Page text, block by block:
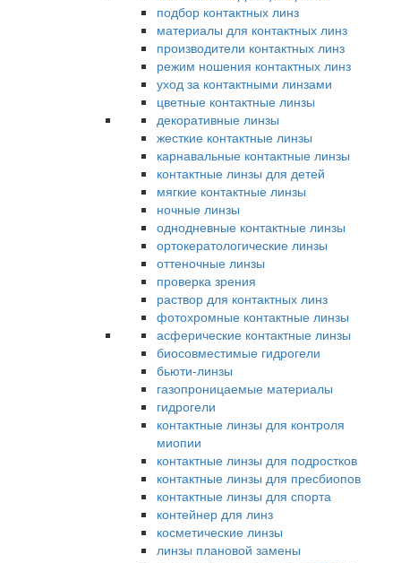
подбор контактных линз
материалы для контактных линз
производители контактных линз
режим ношения контактных линз
уход за контактными линзами
цветные контактные линзы
декоративные линзы
жесткие контактные линзы
карнавальные контактные линзы
контактные линзы для детей
мягкие контактные линзы
ночные линзы
однодневные контактные линзы
ортокератологические линзы
оттеночные линзы
проверка зрения
раствор для контактных линз
фотохромные контактные линзы
асферические контактные линзы
биосовместимые гидрогели
бьюти-линзы
газопроницаемые материалы
гидрогели
контактные линзы для контроля
миопии
контактные линзы для подростков
контактные линзы для пресбиопов
контактные линзы для спорта
контейнер для линз
косметические линзы
линзы плановой замены